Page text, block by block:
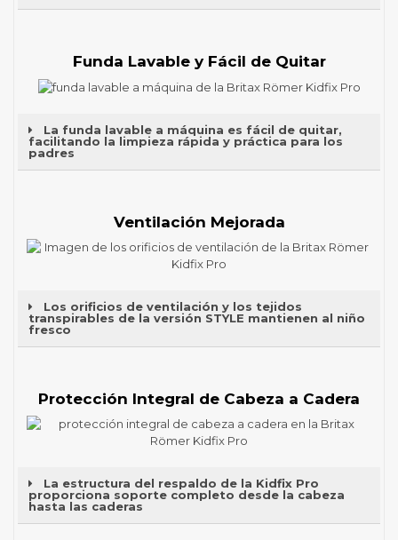
Funda Lavable y Fácil de Quitar
La funda lavable a máquina es fácil de quitar,
facilitando la limpieza rápida y práctica para los
padres
Ventilación Mejorada
Los orificios de ventilación y los tejidos
transpirables de la versión STYLE mantienen al niño
fresco
Protección Integral de Cabeza a Cadera
La estructura del respaldo de la Kidfix Pro
proporciona soporte completo desde la cabeza
hasta las caderas